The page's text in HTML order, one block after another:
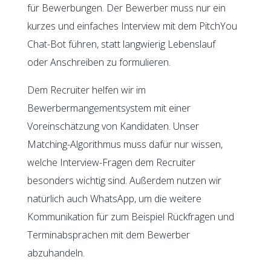
für Bewerbungen. Der Bewerber muss nur ein
kurzes und einfaches Interview mit dem PitchYou
Chat-Bot führen, statt langwierig Lebenslauf
oder Anschreiben zu formulieren.
Dem Recruiter helfen wir im
Bewerbermangementsystem mit einer
Voreinschätzung von Kandidaten. Unser
Matching-Algorithmus muss dafür nur wissen,
welche Interview-Fragen dem Recruiter
besonders wichtig sind. Außerdem nutzen wir
natürlich auch WhatsApp, um die weitere
Kommunikation für zum Beispiel Rückfragen und
Terminabsprachen mit dem Bewerber
abzuhandeln.